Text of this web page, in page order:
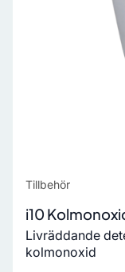
Tillbehör
i10
Livräddande
kolmonoxid